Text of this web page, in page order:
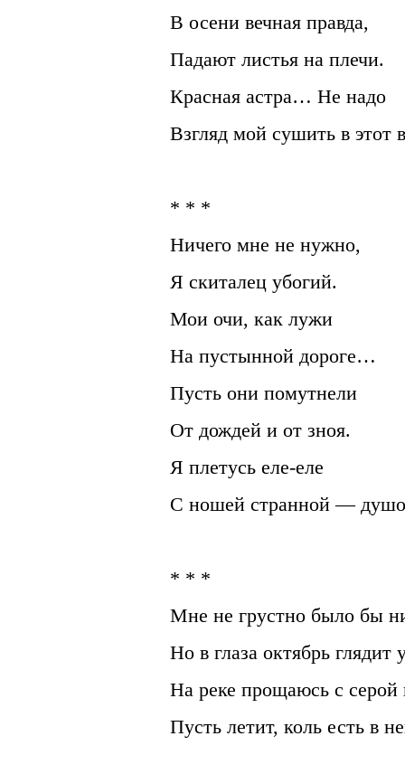
В осени вечная правда,
Падают листья на плечи.
Красная астра… Не надо
Взгляд мой сушить в этот
* * *
Ничего мне не нужно,
Я скиталец убогий.
Мои очи, как лужи
На пустынной дороге…
Пусть они помутнели
От дождей и от зноя.
Я плетусь еле-еле
С ношей странной —
* * *
Мне не грустно было бы
Но в глаза октябрь глядит
На реке прощаюсь с серой
Пусть летит, коль есть в